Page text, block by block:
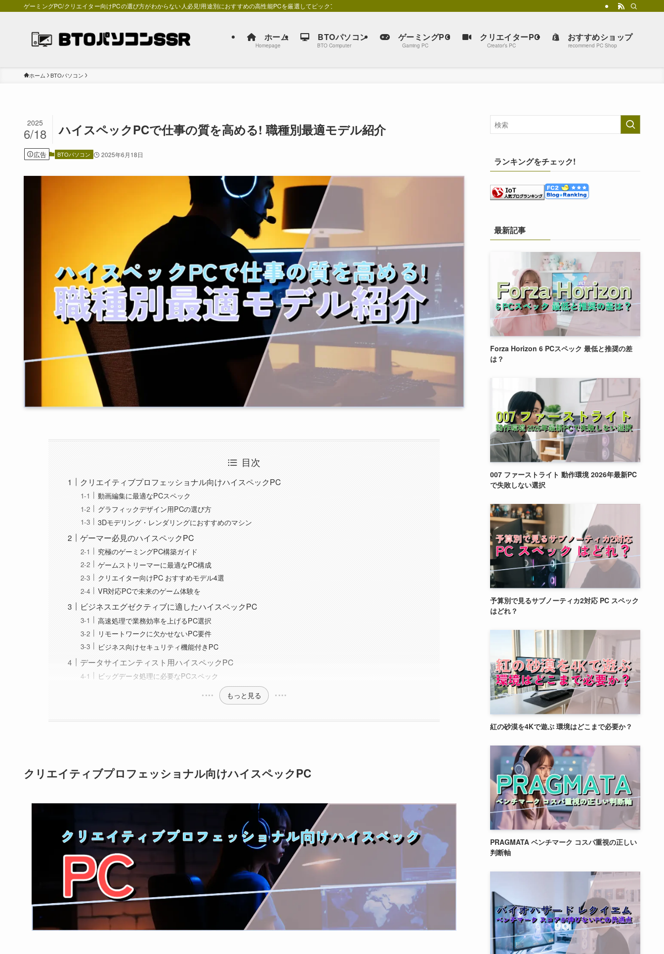
ゲーミングPC/クリエイター向けPCの選び方がわからない人必見!用途別におすすめの高性能PCを厳選してピックアップしています。
ホーム
Homepage
BTOパソコン
BTO Computer
ゲーミングPC
Gaming PC
クリエイターPC
Creator’s PC
おすすめショップ
recommend PC Shop
ホーム BTOパソコン
ハイスペックPCで仕事の質を高める! 職種別最適モデル紹介
2025
6/18
広告 BTOパソコン 2025年6月18日
目次
クリエイティブプロフェッショナル向けハイスペックPC
動画編集に最適なPCスペック
グラフィックデザイン用PCの選び方
3Dモデリング・レンダリングにおすすめのマシン
ゲーマー必見のハイスペックPC
究極のゲーミングPC構築ガイド
ゲームストリーマーに最適なPC構成
クリエイター向けPC おすすめモデル4選
VR対応PCで未来のゲーム体験を
ビジネスエグゼクティブに適したハイスペックPC
高速処理で業務効率を上げるPC選択
リモートワークに欠かせないPC要件
ビジネス向けセキュリティ機能付きPC
データサイエンティスト用ハイスペックPC
ビッグデータ処理に必要なPCスペック
もっと見る
クリエイティブプロフェッショナル向けハイスペックPC
ランキングをチェック!
最新記事
Forza Horizon 6 PCスペック 最低と推奨の差
は？
007 ファーストライト 動作環境 2026年最新PC
で失敗しない選択
予算別で見るサブノーティカ2対応 PC スペック
はどれ？
紅の砂漠を4Kで遊ぶ 環境はどこまで必要か？
PRAGMATA ベンチマーク コスパ重視の正しい
判断軸